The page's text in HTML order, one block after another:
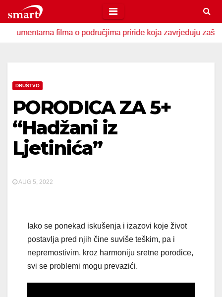
to
contentfilma o područjima priride koja zavrjeđuju zaštitu države
DRUŠTVO
PORODICA ZA 5+
“Hadžani iz
Ljetinića”
AUG 5, 2022
Iako se ponekad iskušenja i izazovi koje život
postavlja pred njih čine suviše teškim, pa i
nepremostivim, kroz harmoniju sretne porodice,
svi se problemi mogu prevazići.